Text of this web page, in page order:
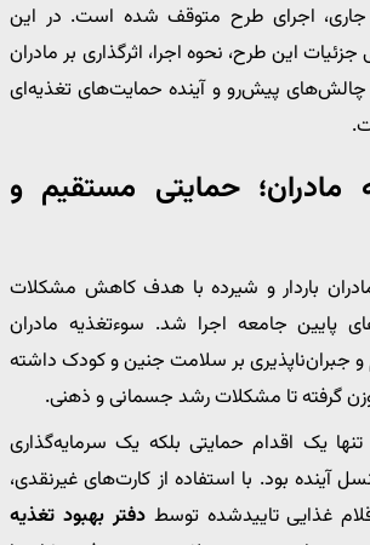
اجرای طرح متوقف شده است. در این
این طرح، نحوه اجرا، اثرگذاری بر مادران
پیش‌رو و آینده حمایت‌های تغذیه‌ای
مادران؛ حمایتی مستقیم و
باردار و شیرده با هدف کاهش مشکلات
پایین جامعه اجرا شد. سوءتغذیه مادران
و جبران‌ناپذیری بر سلامت جنین و کودک داشته
گرفته تا مشکلات رشد جسمانی و ذهنی.
تنها یک اقدام حمایتی بلکه یک سرمایه‌گذاری
آینده بود. با استفاده از کارت‌های غیرنقدی،
غذایی تاییدشده توسطدفتر بهبود تغذیه